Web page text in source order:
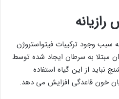
سبب وجود ترکیبات فیتواستروژن
مبتلا به سرطان ایجاد شده توسط
نباید از این گیاه استفاده
خون قاعدگی افزایش می دهد.